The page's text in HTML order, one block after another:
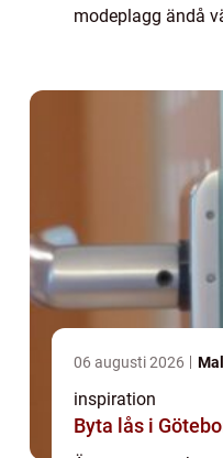
modeplagg ändå
06 augusti 2026
inspiration
Byta lås i